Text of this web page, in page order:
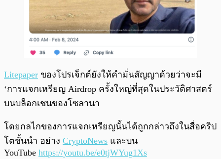
Litepaper ของโปรเจ็กต์ยังให้คำมั่นสัญญาด้วยว่าจะมี
‘การแจกเหรียญ Airdrop ครั้งใหญ่ที่สุดในประวัติศาสตร์
บนบล็อกเชนของโซลานา
โดยกลไกของการแจกเหรียญนั้นได้ถูกกล่าวถึงในสื่อคริป
โตชั้นนำ อย่าง CryptoNews และบน
YouTube https://youtu.be/e0tjWYug1Xs